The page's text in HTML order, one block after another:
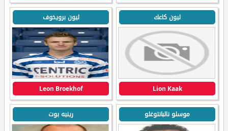
ليون كاعك
Lion Kaak
ليون برويخوف
Leon Broekhof
موسلو نالبانتوغلو رينيه بوت